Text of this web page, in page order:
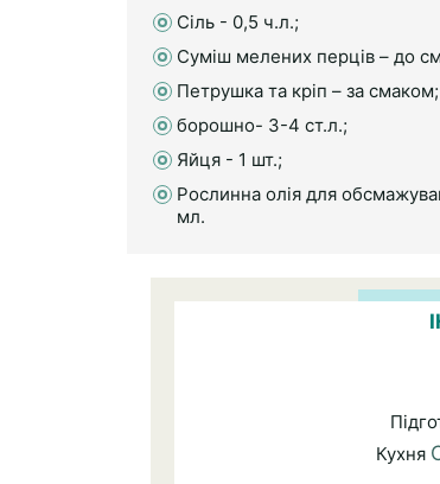
Сіль - 0,5 ч.л.;
Суміш мелених перців – до
Петрушка та кріп – за смаком;
борошно- 3-4 ст.л.;
Яйця - 1 шт.;
Рослинна олія для
мл.
Кухня